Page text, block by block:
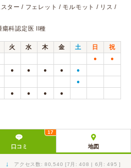
ター / フェレット / モルモット / リス /
瘍科認定医 II種
火 水 木 金 土 日
祝
● ●
● ● ● ● ●
●
● ● ● ●
口コミ
17
地図
↓ アクセス数: 80,540 [7月: 408 | 6月: 495 ]